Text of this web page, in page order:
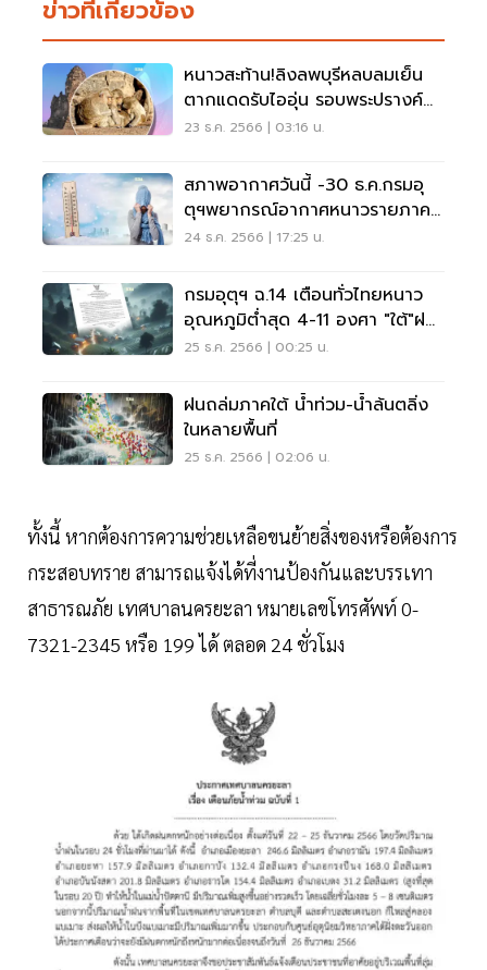
ข่าวที่เกี่ยวข้อง
หนาวสะท้าน!ลิงลพบุรีหลบลมเย็น
ตากแดดรับไออุ่น รอบพระปรางค์
สามยอด
23 ธ.ค. 2566 | 03:16 น.
สภาพอากาศวันนี้ -30 ธ.ค.กรมอุ
ตุฯพยากรณ์อากาศหนาวรายภาค
เช็คอุณหภูมิที่นี่
24 ธ.ค. 2566 | 17:25 น.
กรมอุตุฯ ฉ.14 เตือนทั่วไทยหนาว
อุณหภูมิต่ำสุด 4-11 องศา "ใต้"ฝน
ตกหนัก
25 ธ.ค. 2566 | 00:25 น.
ฝนถล่มภาคใต้ น้ำท่วม-น้ำล้นตลิ่ง
ในหลายพื้นที่
25 ธ.ค. 2566 | 02:06 น.
ทั้งนี้ หากต้องการความช่วยเหลือขนย้ายสิ่งของหรือต้องการ
กระสอบทราย สามารถแจ้งได้ที่งานป้องกันและบรรเทา
สาธารณภัย เทศบาลนครยะลา หมายเลขโทรศัพท์ 0-
7321-2345 หรือ 199 ได้ ตลอด 24 ชั่วโมง